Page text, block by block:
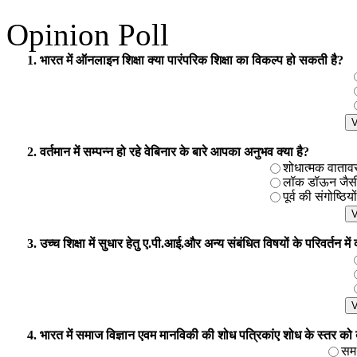
Opinion Poll
1. भारत में ऑनलाइन शिक्षा क्या पारंपरिक शिक्षा का विकल्प हो सकती है?
2. वर्तमान में सम्पन्न हो रहे वेबिनार के बारे आपका अनुभव क्या है?
शोधात्मक
लॉक डॉऊन जैसी
पूर्व की
3. उच्च शिक्षा में सुधार हेतु ए.पी.आई.और अन्य संबंधित विषयों के परिवर्तन में
4. भारत में समाज विज्ञान एवम मानविकी की शोध पत्रिकांए शोध के स्तर को